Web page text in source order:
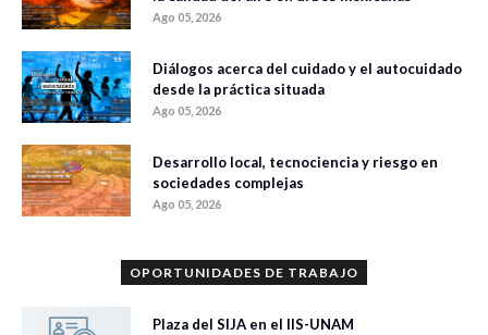
Ago 05, 2026
Diálogos acerca del cuidado y el autocuidado
desde la práctica situada
Ago 05, 2026
Desarrollo local, tecnociencia y riesgo en
sociedades complejas
Ago 05, 2026
OPORTUNIDADES DE TRABAJO
Plaza del SIJA en el IIS-UNAM